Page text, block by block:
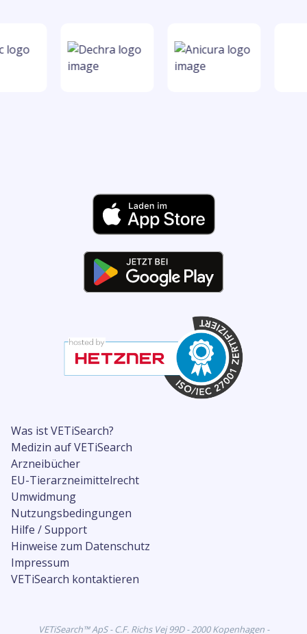
Was ist VETiSearch?
Medizin auf VETiSearch
Arzneibücher
EU-Tierarzneimittelrecht
Umwidmung
Nutzungsbedingungen
Hilfe / Support
Hinweise zum Datenschutz
Impressum
VETiSearch kontaktieren
VETiSearch™ ApS - C.F. Richs Vej 99D - 2000 Kopenhagen -